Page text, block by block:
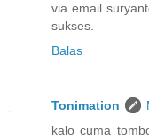
via email
sukses.
Balas
Tonimation
kalo cuma